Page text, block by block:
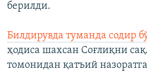
берилди.
Билдирувда туманда содир
ҳодиса шахсан Соғлиқни
томонидан қатъий